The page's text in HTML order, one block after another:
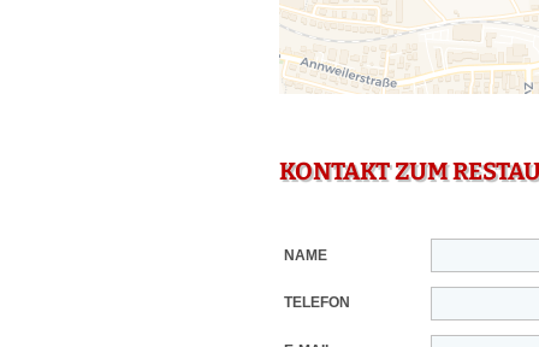
KONTAKT ZUM
NAME
TELEFON